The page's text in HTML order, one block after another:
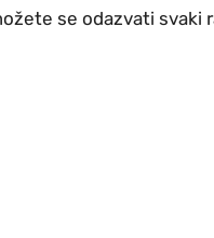
se odazvati svaki